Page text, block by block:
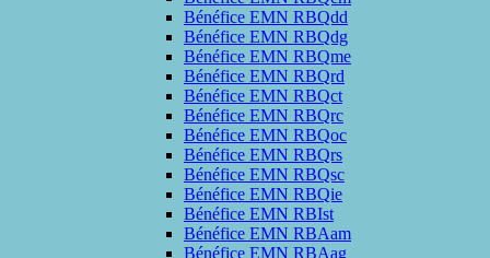
Bénéfice EMN RBQdd
Bénéfice EMN RBQdg
Bénéfice EMN RBQme
Bénéfice EMN RBQrd
Bénéfice EMN RBQct
Bénéfice EMN RBQrc
Bénéfice EMN RBQoc
Bénéfice EMN RBQrs
Bénéfice EMN RBQsc
Bénéfice EMN RBQie
Bénéfice EMN RBIst
Bénéfice EMN RBAam
Bénéfice EMN RBAag